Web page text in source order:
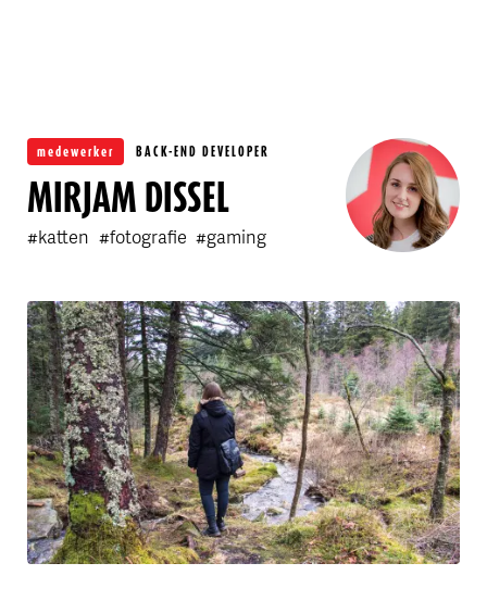
medewerker BACK-END DEVELOPER
MIRJAM DISSEL
#katten #fotografie #gaming